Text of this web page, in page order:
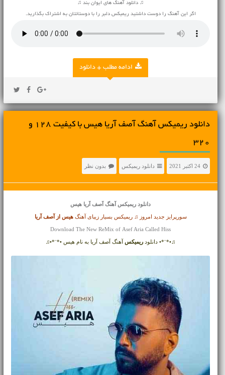
♫ دانلود آهنگ های ایوان بند ♫
اگر این آهنگ را دوست داشتید ریمیکس دلبر را با دوستانتان به اشتراک بگذارید.
ادامه مطلب + دانلود
دانلود ریمیکس آهنگ آصف آریا هیس با کیفیت 128 و
320
24 اکتبر 2021 دانلود ریمیکس بدون نظر
دانلود ریمیکس آهنگآصف آریا هیس
سورپرایز جدید امروز ♫ ریمیکس بسیار زیبای آهنگهیس ازآصف آریا
Download The New ReMix of Asef Aria Called Hiss
♫•*¨*• دانلود ریمیکس آهنگ آصف آریا به نام هیس •*¨*•♫